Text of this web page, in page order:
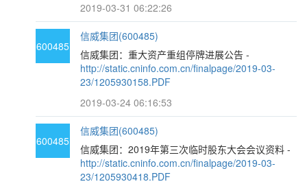
2019-03-31 06:22:26
600485
信威集团(600485)
信威集团：重大资产重组停牌进展公告 -
http://static.cninfo.com.cn/finalpage/2019-03-
23/1205930158.PDF
2019-03-24 06:16:53
600485
信威集团(600485)
信威集团：2019年第三次临时股东大会会议资料 -
http://static.cninfo.com.cn/finalpage/2019-03-
23/1205930418.PDF